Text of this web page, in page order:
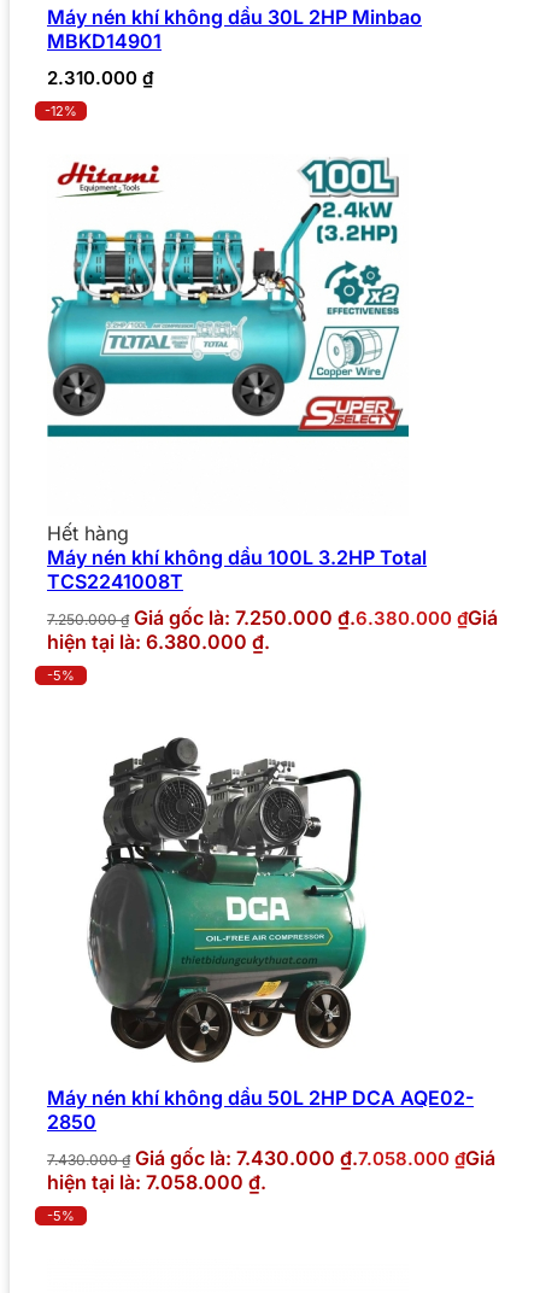
Máy nén khí không dầu 30L 2HP Minbao
MBKD14901
2.310.000 ₫
-12%
Hết hàng
Máy nén khí không dầu 100L 3.2HP Total
TCS2241008T
7.250.000₫ Giá gốc là: 7.250.000 ₫.6.380.000 ₫Giá
hiện tại là: 6.380.000 ₫.
-5%
Máy nén khí không dầu 50L 2HP DCA AQE02-
2850
7.430.000₫ Giá gốc là: 7.430.000 ₫.7.058.000 ₫Giá
hiện tại là: 7.058.000 ₫.
-5%